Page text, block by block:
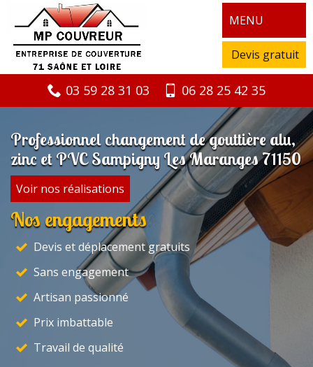
MENU
Devis gratuit
03 59 28 31 03 06 28 25 42 35
Professionnel changement de gouttière alu,
zinc et PVC Sampigny Les Maranges 71150
Voir nos réalisations
Nos engagements
Devis et déplacement gratuits
Sans engagement
Artisan passionné
Prix imbattable
Travail de qualité